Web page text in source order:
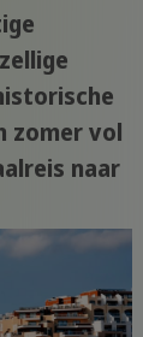
zomer vol
naar